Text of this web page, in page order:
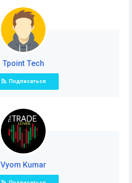
Tpoint Tech
Подписаться
Vyom Kumar